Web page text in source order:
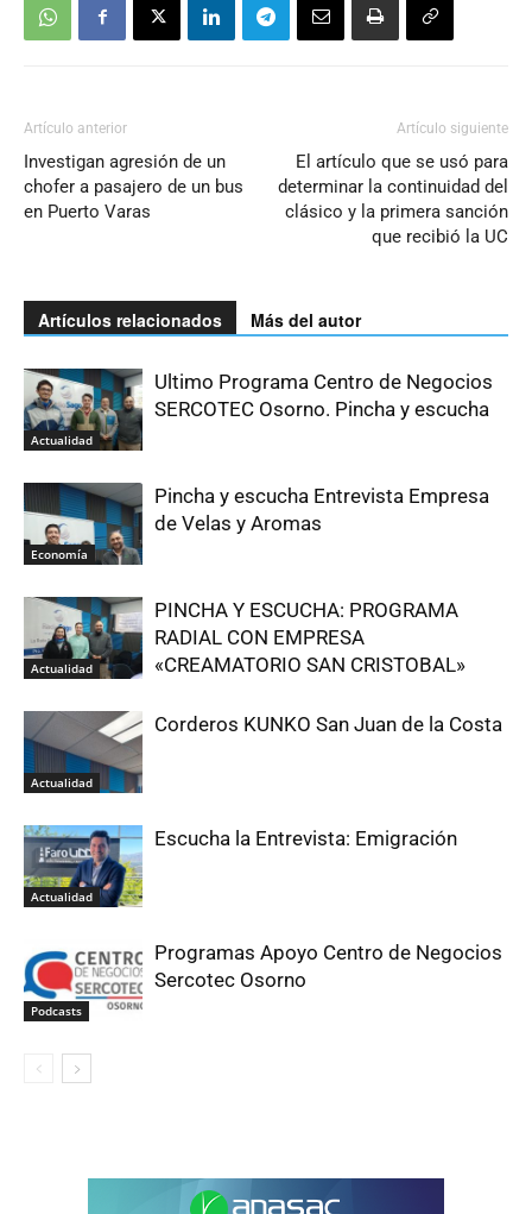
Artículo anterior
Investigan agresión de un
chofer a pasajero de un bus
en Puerto Varas
Artículo siguiente
El artículo que se usó para
determinar la continuidad del
clásico y la primera sanción
que recibió la UC
Artículos relacionados Más del autor
Actualidad
Ultimo Programa Centro de Negocios
SERCOTEC Osorno. Pincha y escucha
Economía
Pincha y escucha Entrevista Empresa
de Velas y Aromas
Actualidad
PINCHA Y ESCUCHA: PROGRAMA
RADIAL CON EMPRESA
«CREAMATORIO SAN CRISTOBAL»
Actualidad
Corderos KUNKO San Juan de la Costa
Actualidad
Escucha la Entrevista: Emigración
Podcasts
Programas Apoyo Centro de Negocios
Sercotec Osorno